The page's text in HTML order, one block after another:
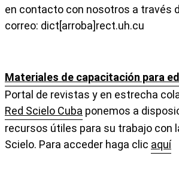
en contacto con nosotros a través
correo: dict[arroba]rect.uh.cu
Materiales de capacitación para
Portal de revistas y en estrecha
Red Scielo Cuba ponemos a
recursos útiles para su trabajo con
Scielo. Para acceder haga clic aquí